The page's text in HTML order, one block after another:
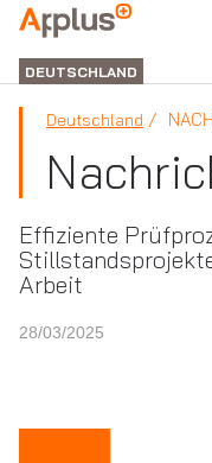
APPLUS+
GROUP
DEUTSCHLAND
Deutschland
Effiziente
Arbeit
28/03/2025